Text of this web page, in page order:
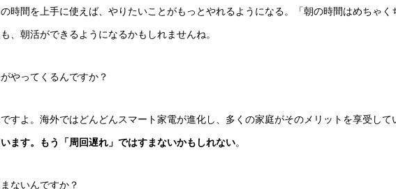
時間を上手に使えば、やりたいことがもっとやれるようになる。「朝の時間はめちゃく
、朝活ができるようになるかもしれませんね。
やってくるんですか？
すよ。海外ではどんどんスマート家電が進化し、多くの家庭がそのメリットを享受して
ます。もう「周回遅れ」ではすまないかもしれない。
ないんですか？